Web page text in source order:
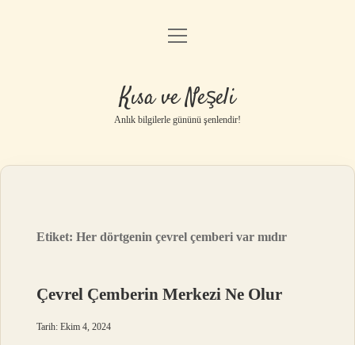
Anasayfa
Yasal Uyarı
menüyü
Kısa ve Neşeli
Anlık bilgilerle gününü şenlendir!
Etiket:Her dörtgenin çevrel çemberi var mıdır
Çevrel Çemberin Merkezi Ne Olur
Tarih: Ekim 4, 2024